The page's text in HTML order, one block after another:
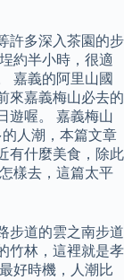
許多深入茶園的步
約半小時，很適
嘉義的阿里山國
來嘉義梅山必去的
遊喔。 嘉義梅山
的人潮，本篇文章
有什麼美食，除此
樣去，這篇太平
步道的雲之南步道
竹林，這裡就是孝
好時機，人潮比